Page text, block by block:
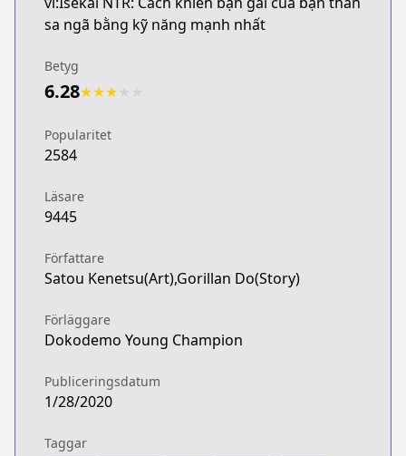
sa ngã bằng kỹ năng mạnh nhất
Betyg
6.28★★★
Popularitet
2584
Läsare
9445
Författare
Satou Kenetsu(Art),Gorillan Do(Story)
Förläggare
Dokodemo Young Champion
Publiceringsdatum
1/28/2020
Taggar